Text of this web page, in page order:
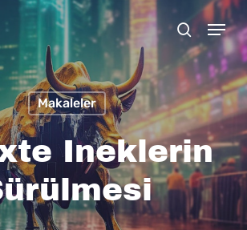
Makaleler
Ineklerin